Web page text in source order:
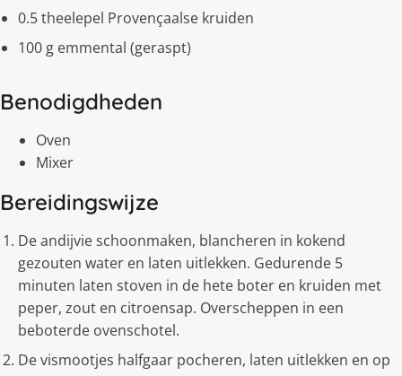
0.5 theelepel Provençaalse kruiden
100 g emmental (geraspt)
Benodigdheden
Oven
Mixer
Bereidingswijze
De andijvie schoonmaken, blancheren in kokend
gezouten water en laten uitlekken. Gedurende 5
minuten laten stoven in de hete boter en kruiden met
peper, zout en citroensap. Overscheppen in een
beboterde ovenschotel.
De vismootjes halfgaar pocheren, laten uitlekken en op